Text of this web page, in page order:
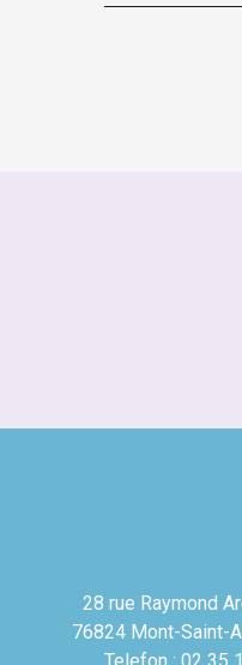
28 rue Raymond
76824 Mont-Saint-